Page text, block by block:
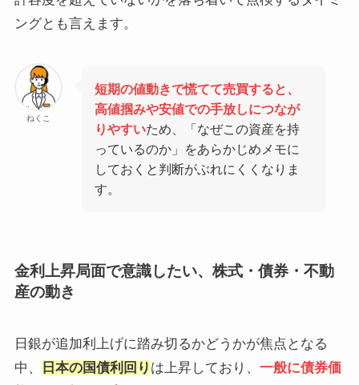
ングとも言えます。
ねくこ
短期の値動きで慌てて売買すると、
高値掴みや安値での手放しにつなが
りやすいため、「なぜこの資産を持
っているのか」をあらかじめメモに
しておくと判断がぶれにくくなりま
す。
金利上昇局面で意識したい、株式・債券・不動
産の動き
日銀が追加利上げに踏み切るかどうかが焦点となる
中、
日本の国債利回り は上昇しており、 一般に債券価